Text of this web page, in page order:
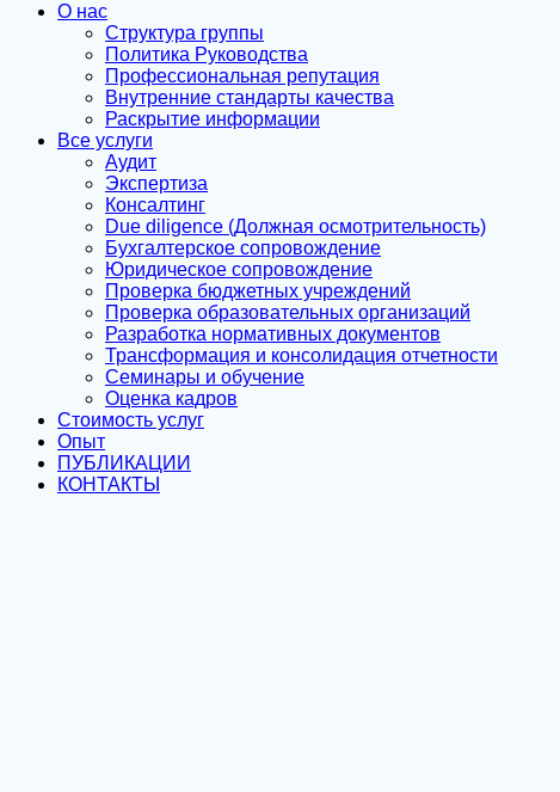
О нас
Структура группы
Политика Руководства
Профессиональная репутация
Внутренние стандарты качества
Раскрытие информации
Все услуги
Аудит
Экспертиза
Консалтинг
Due diligence (Должная осмотрительность)
Бухгалтерское сопровождение
Юридическое сопровождение
Проверка бюджетных учреждений
Проверка образовательных организаций
Разработка нормативных документов
Трансформация и консолидация отчетности
Семинары и обучение
Оценка кадров
Стоимость услуг
Опыт
ПУБЛИКАЦИИ
КОНТАКТЫ